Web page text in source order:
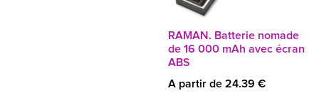
RAMAN. Batterie nomade
de 16 000 mAh avec écran
ABS
A partir de 24.39 €